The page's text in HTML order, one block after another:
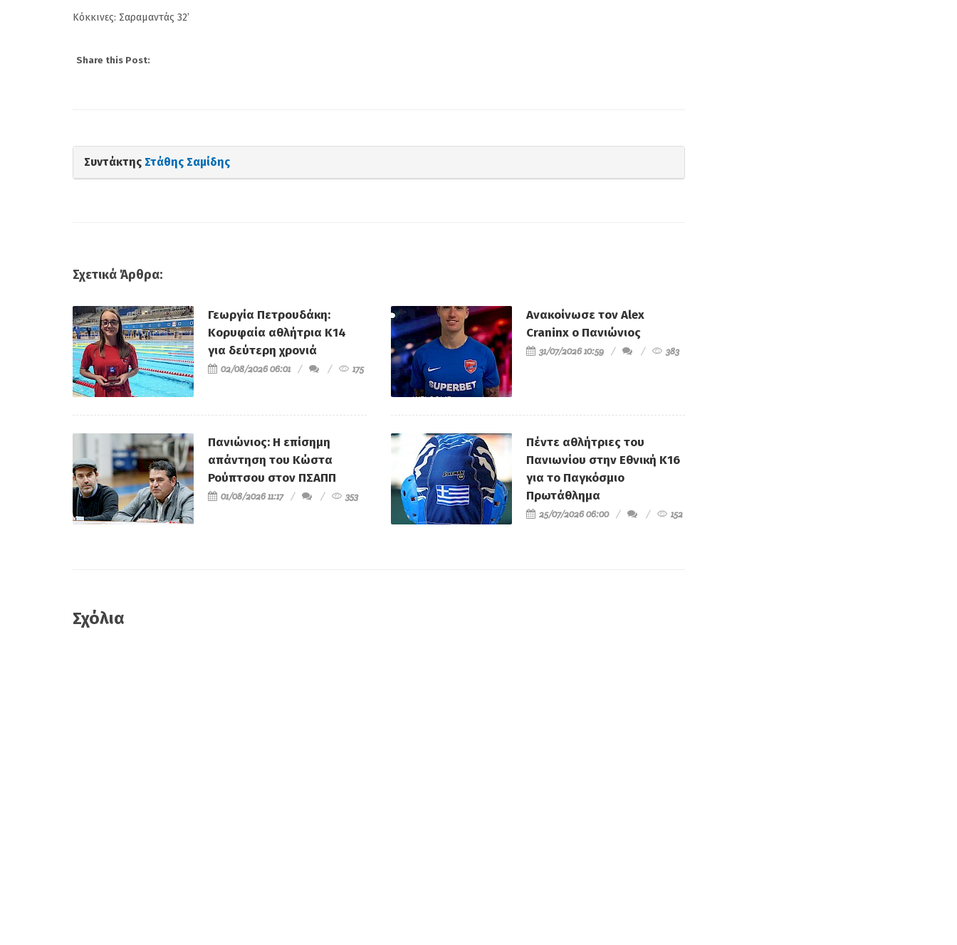
Κόκκινες: Σαραμαντάς 32’
Share this Post:
Συντάκτης Στάθης Σαμίδης
Σχετικά Άρθρα:
Γεωργία Πετρουδάκη:
Κορυφαία αθλήτρια Κ14
για δεύτερη χρονιά
02/08/2026 06:01 175
Πανιώνιος: Η επίσημη
απάντηση του Κώστα
Ρούπτσου στον ΠΣΑΠΠ
01/08/2026 11:17 353
Ανακοίνωσε τον Alex
Craninx ο Πανιώνιος
31/07/2026 10:59 383
Πέντε αθλήτριες του
Πανιωνίου στην Εθνική Κ16
για το Παγκόσμιο
Πρωτάθλημα
25/07/2026 06:00 152
Σχόλια